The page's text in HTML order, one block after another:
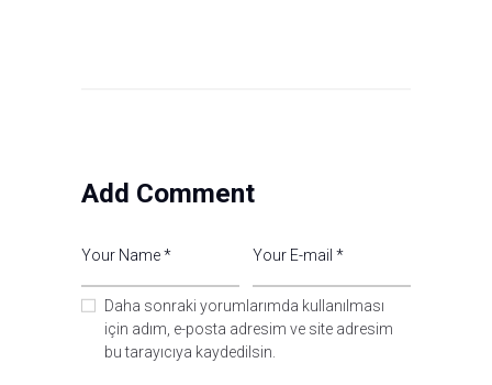
Add Comment
Daha sonraki yorumlarımda kullanılması
için adım, e-posta adresim ve site adresim
bu tarayıcıya kaydedilsin.